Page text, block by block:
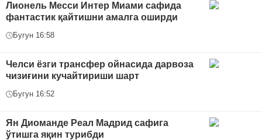
Лионель Месси Интер Миами сафида
фантастик қайтишни амалга оширди
Бугун 16:58
Челси ёзги трансфер ойнасида дарвоза
чизиғини кучайтириши шарт
Бугун 16:52
Ян Диоманде Реал Мадрид сафига
ўтишга яқин турибди